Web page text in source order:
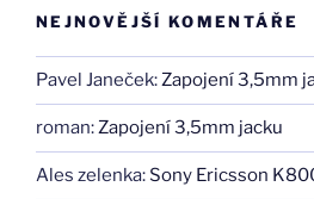
NEJNOVĚJŠÍ KOMENTÁŘE
Pavel Janeček:Zapojení 3,5mm
roman:Zapojení 3,5mm jacku
Ales zelenka: Sony Ericsson